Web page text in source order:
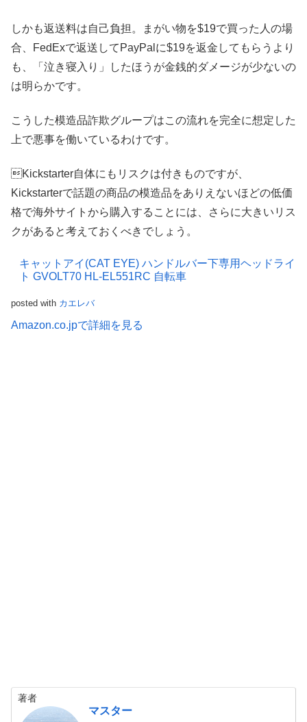
しかも返送料は自己負担。まがい物を$19で買った人の場
合、FedExで返送してPayPalに$19を返金してもらうより
も、「泣き寝入り」したほうが金銭的ダメージが少ないの
は明らかです。
こうした模造品詐欺グループはこの流れを完全に想定した
上で悪事を働いているわけです。
Kickstarter自体にもリスクは付きものですが、
Kickstarterで話題の商品の模造品をありえないほどの低価
格で海外サイトから購入することには、さらに大きいリス
クがあると考えておくべきでしょう。
キャットアイ(CAT EYE) ハンドルバー下専用ヘッドライ
ト GVOLT70 HL-EL551RC 自転車
posted with カエレバ
Amazon.co.jpで詳細を見る
著者
マスター